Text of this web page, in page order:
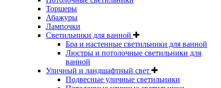
Торшеры
Абажуры
Лампочки
Светильники для ванной
Бра и настенные светильники для ванной
Люстры и потолочные светильники для
ванной
Уличный и ландшафтный свет
Подвесные уличные светильники